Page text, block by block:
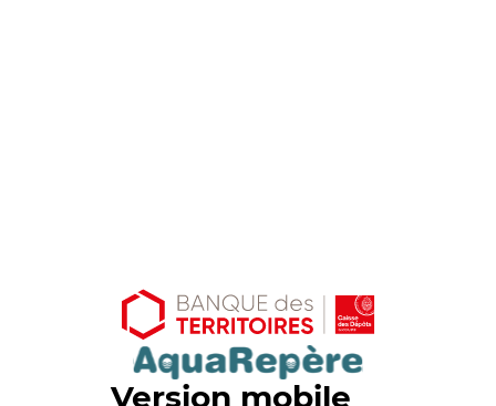
Version mobile